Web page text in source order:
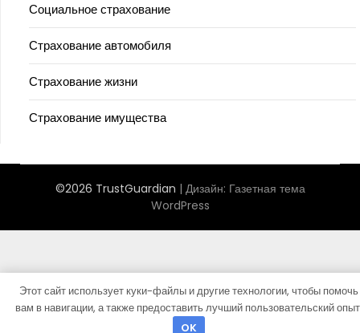
Социальное страхование
Страхование автомобиля
Страхование жизни
Страхование имущества
©2026 TrustGuardian | Дизайн: Газетная тема
WordPress
Этот сайт использует куки-файлы и другие технологии, чтобы помочь
вам в навигации, а также предоставить лучший пользовательский
OK